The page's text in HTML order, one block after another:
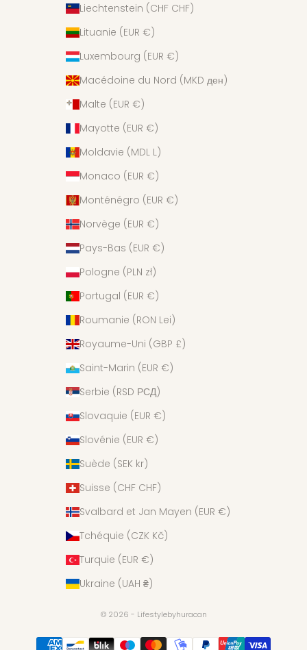
Liechtenstein (CHF CHF)
Lituanie (EUR €)
Luxembourg (EUR €)
Macédoine du Nord (MKD ден)
Malte (EUR €)
Mayotte (EUR €)
Moldavie (MDL L)
Monaco (EUR €)
Monténégro (EUR €)
Norvège (EUR €)
Pays-Bas (EUR €)
Pologne (PLN zł)
Portugal (EUR €)
Roumanie (RON Lei)
Royaume-Uni (GBP £)
Saint-Marin (EUR €)
Serbie (RSD РСД)
Slovaquie (EUR €)
Slovénie (EUR €)
Suède (SEK kr)
Suisse (CHF CHF)
Svalbard et Jan Mayen (EUR €)
Tchéquie (CZK Kč)
Turquie (EUR €)
Ukraine (UAH ₴)
© 2026 - Lifestylebyhuracan